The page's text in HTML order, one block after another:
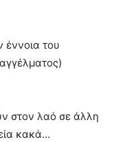
έννοια του
στον λαό σε άλλη
κακά…